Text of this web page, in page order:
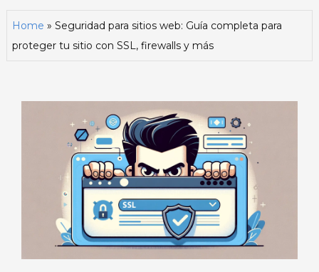
Home » Seguridad para sitios web: Guía completa para
proteger tu sitio con SSL, firewalls y más